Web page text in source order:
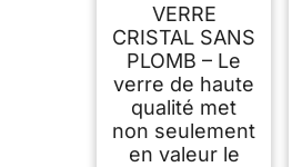
Collection Avant-
Garde
VERRE
CRISTAL SANS
PLOMB – Le
verre de haute
qualité met
non seulement
en valeur le